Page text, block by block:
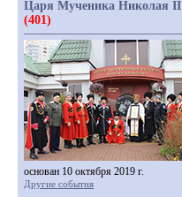
Царя Мученика Николая II
(401)
основан 10 октября 2019 г.
Другие события